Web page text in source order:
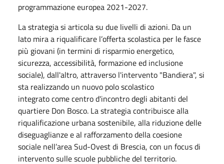
programmazione europea 2021-2027.
La strategia si articola su due livelli di azioni. Da un
lato mira a riqualificare l’offerta scolastica per le fasce
più giovani (in termini di risparmio energetico,
sicurezza, accessibilità, formazione ed inclusione
sociale), dall'altro, attraverso l'intervento "Bandiera", si
sta realizzando un nuovo polo scolastico
integrato come centro d'incontro degli abitanti del
quartiere Don Bosco. La strategia contribuisce alla
riqualificazione urbana sostenibile, alla riduzione delle
diseguaglianze e al rafforzamento della coesione
sociale nell’area Sud-Ovest di Brescia, con un focus di
intervento sulle scuole pubbliche del territorio.